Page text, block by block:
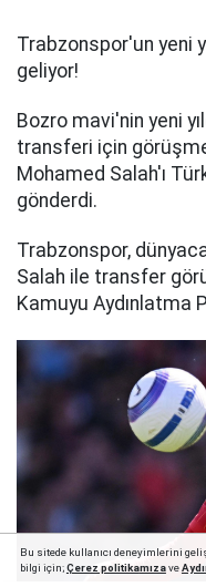
Trabzonspor'un yeni
geliyor!
Bozro mavi'nin yeni
transferi için
Mohamed Salah'ı
gönderdi.
Trabzonspor, dünyaca
Salah ile transfer
Kamuyu Aydınlatma
Bu sitede kullanıcı deneyimlerini
bilgi için;Çerez politikamızave